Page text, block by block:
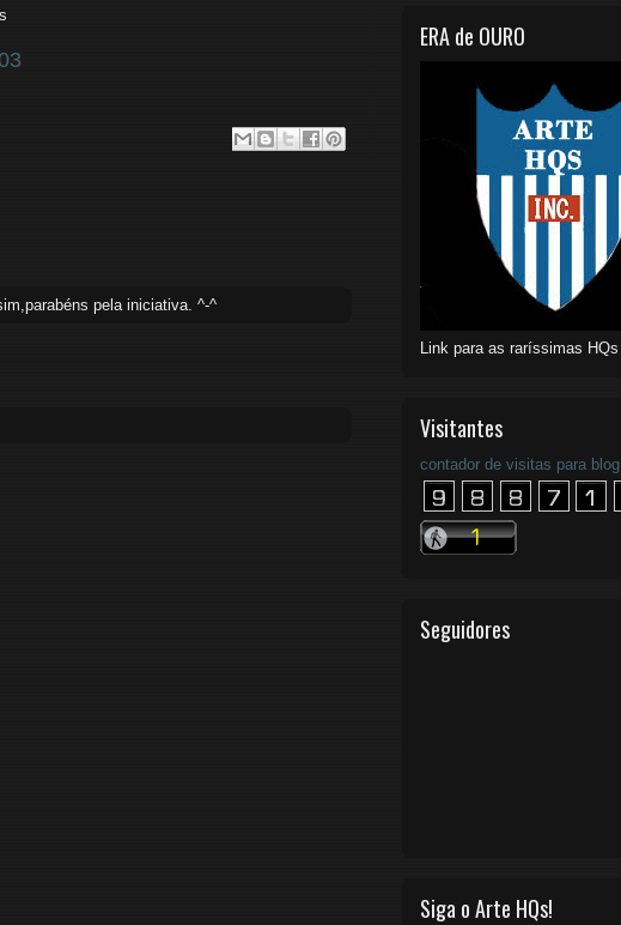
03
pela iniciativa. ^-^
ERA de OURO
Link para as raríssimas HQs
Visitantes
contador de visitas para blog
Seguidores
Siga o Arte HQs!